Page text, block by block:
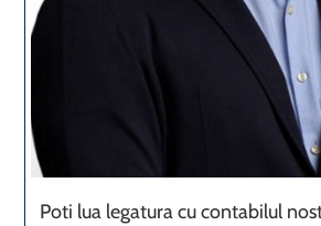
Poti lua legatura cu contabilul